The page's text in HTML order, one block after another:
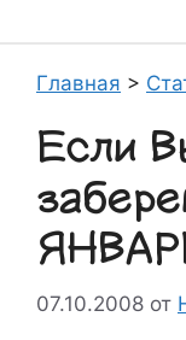
Главная >
Если
07.10.2008 от